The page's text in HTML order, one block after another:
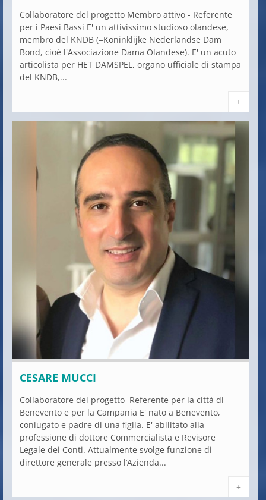
Collaboratore del progetto Membro attivo - Referente
per i Paesi Bassi E' un attivissimo studioso olandese,
membro del KNDB (=Koninklijke Nederlandse Dam
Bond, cioè l'Associazione Dama Olandese). E' un acuto
articolista per HET DAMSPEL, organo ufficiale di stampa
del KNDB,...
+
CESARE MUCCI
Collaboratore del progetto Referente per la città di
Benevento e per la Campania E' nato a Benevento,
coniugato e padre di una figlia. E' abilitato alla
professione di dottore Commercialista e Revisore
Legale dei Conti. Attualmente svolge funzione di
direttore generale presso l’Azienda...
+